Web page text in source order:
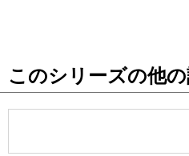
東京
このシリーズの他